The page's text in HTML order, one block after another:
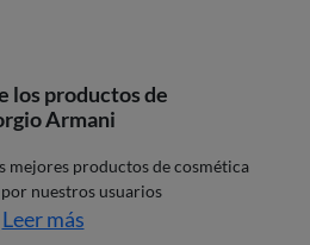
los productos de
Armani
mejores productos de cosmética
nuestros usuarios
Leer más